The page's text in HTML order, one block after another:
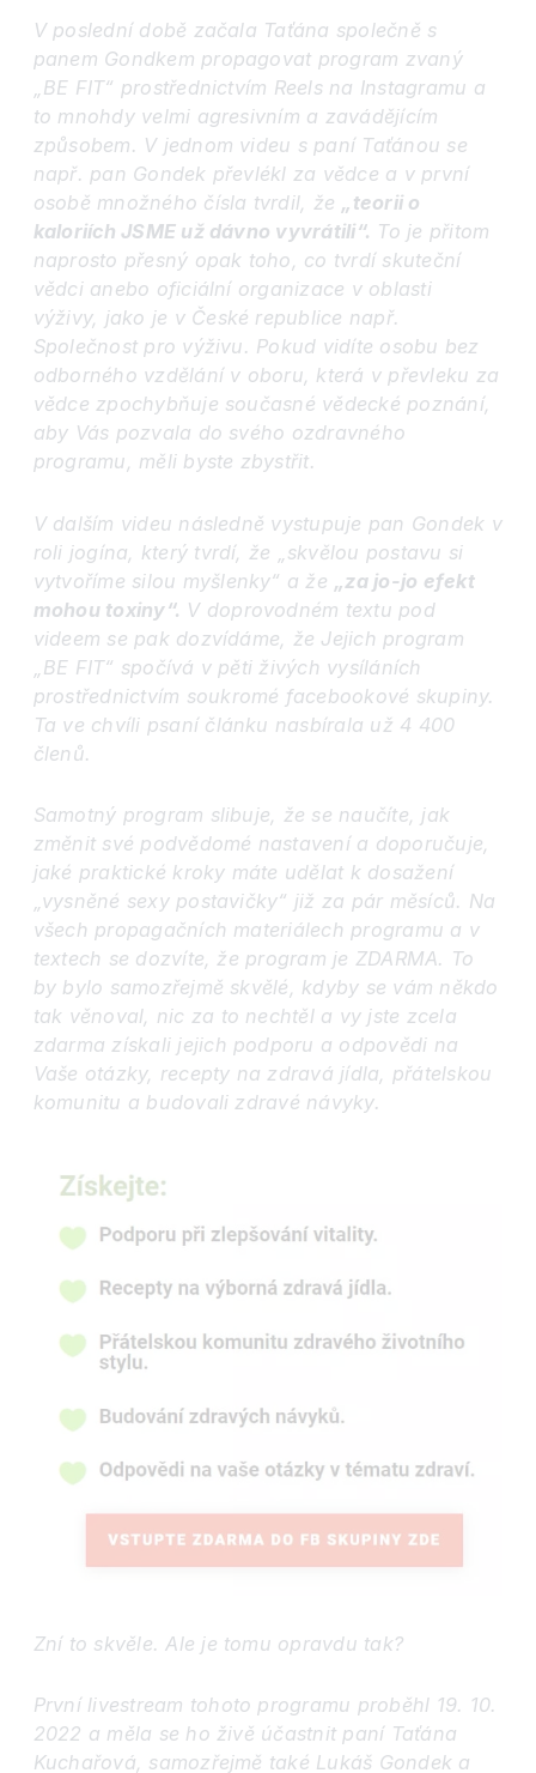
V poslední době začala Taťána společně s
panem Gondkem propagovat program zvaný
„BE FIT“ prostřednictvím Reels na Instagramu a
to mnohdy velmi agresivním a zavádějícím
způsobem. V jednom videu s paní Taťánou se
např. pan Gondek převlékl za vědce a v první
osobě množného čísla tvrdil, že „teorii o
kaloriích JSME už dávno vyvrátili“. To je přitom
naprosto přesný opak toho, co tvrdí skuteční
vědci anebo oficiální organizace v oblasti
výživy, jako je v České republice např.
Společnost pro výživu. Pokud vidíte osobu bez
odborného vzdělání v oboru, která v převleku za
vědce zpochybňuje současné vědecké poznání,
aby Vás pozvala do svého ozdravného
programu, měli byste zbystřit.
V dalším videu následně vystupuje pan Gondek v
roli jogína, který tvrdí, že „skvělou postavu si
vytvoříme silou myšlenky“ a že „za jo-jo efekt
mohou toxiny“. V doprovodném textu pod
videem se pak dozvídáme, že Jejich program
„BE FIT“ spočívá v pěti živých vysíláních
prostřednictvím soukromé facebookové skupiny.
Ta ve chvíli psaní článku nasbírala už 4 400
členů.
Samotný program slibuje, že se naučíte, jak
změnit své podvědomé nastavení a doporučuje,
jaké praktické kroky máte udělat k dosažení
„vysněné sexy postavičky“ již za pár měsíců. Na
všech propagačních materiálech programu a v
textech se dozvíte, že program je ZDARMA. To
by bylo samozřejmě skvělé, kdyby se vám někdo
tak věnoval, nic za to nechtěl a vy jste zcela
zdarma získali jejich podporu a odpovědi na
Vaše otázky, recepty na zdravá jídla, přátelskou
komunitu a budovali zdravé návyky.
Zní to skvěle. Ale je tomu opravdu tak?
První livestream tohoto programu proběhl 19. 10.
2022 a měla se ho živě účastnit paní Taťána
Kuchařová, samozřejmě také Lukáš Gondek a